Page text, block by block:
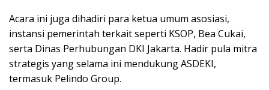
Acara ini juga dihadiri para ketua umum asosiasi,
instansi pemerintah terkait seperti KSOP, Bea Cukai,
serta Dinas Perhubungan DKI Jakarta. Hadir pula mitra
strategis yang selama ini mendukung ASDEKI,
termasuk Pelindo Group.